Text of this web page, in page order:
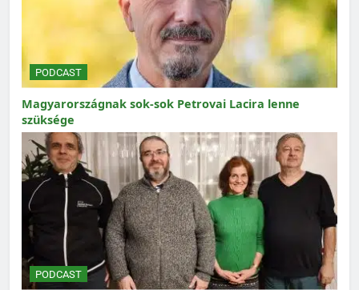
PODCAST
Magyarországnak sok-sok Petrovai Lacira lenne
szüksége
PODCAST